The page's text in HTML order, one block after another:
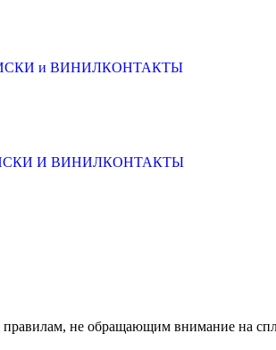
и ВИНИЛКОНТАКТЫ
И ВИНИЛКОНТАКТЫ
не обращающим внимание на